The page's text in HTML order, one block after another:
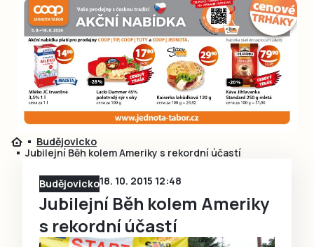
Obnovit heslo
Přihlásit se
Přihlásit se přes Facebook
Ještě nemám účet, chci seRegistrovat
Inspirace
Čtenáři píší
Speciální přílohy
Inzerce
Budějovicko
Jubilejní Běh kolem Ameriky s rekordní účastí
Budějovicko18. 10. 2015 12:48
Jubilejní Běh kolem Ameriky
s rekordní účastí